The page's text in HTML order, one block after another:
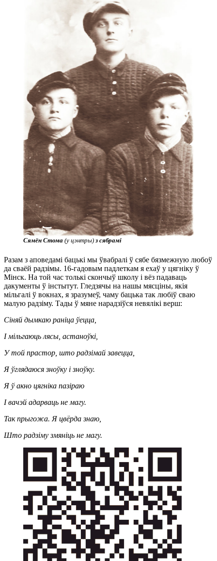
Сямён Стома (у цэнтры)з сябрамі
Разам з аповедамі бацькі мы ўвабралі ў сябе бязмежную любоў
да сваёй радзімы. 16-гадовым падлеткам я ехаў у цягніку ў
Мінск. На той час толькі скончыў школу і вёз падаваць
дакументы ў інстытут. Гледзячы на нашы мясціны, якія
мільгалі ў вокнах, я зразумеў, чаму бацька так любіў сваю
малую радзіму. Тады ў мяне нарадзіўся невялікі верш:
Сіняй дымкаю раніца ўецца,
І мільгаюць лясы, астаноўкі,
У той прастор, што радзімай завецца,
Я ўглядаюся зноўку і зноўку.
Я ў акно цягніка пазіраю
І вачэй адарваць не магу.
Так прыгожа. Я цвёрда знаю,
Што радзіму змяніць не магу.